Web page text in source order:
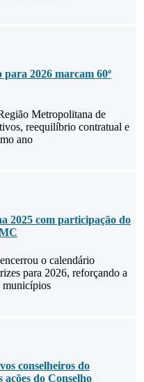
para 2026 marcam 60ª
Metropolitana de
reequilíbrio contratual e
ano
2025 com participação do
o calendário
para 2026, reforçando a
municípios
conselheiros do
do Conselho